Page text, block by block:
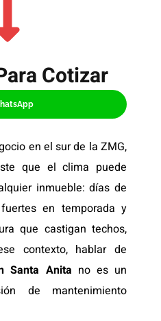
Cotizar​
en el sur de la ZMG,
que el clima puede
inmueble: días de
en temporada y
que castigan techos,
contexto, hablar de
Santa Anita no es un
de mantenimiento